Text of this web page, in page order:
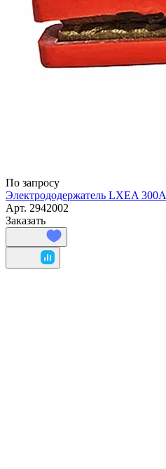
По запросу
Электрододержатель LXEA 300A
Арт. 2942002
Заказать